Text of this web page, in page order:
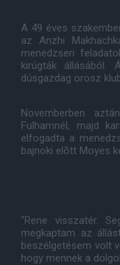
A 49 éves
az Anzhi
menedzseri
kirúgták
dúsgazdag orosz
Novemberben
Fulhamnél, majd
elfogadta a
bajnoki elõtt Moyes
"Rene visszatér.
megkaptam az
beszélgetésem volt
hogy mennek a